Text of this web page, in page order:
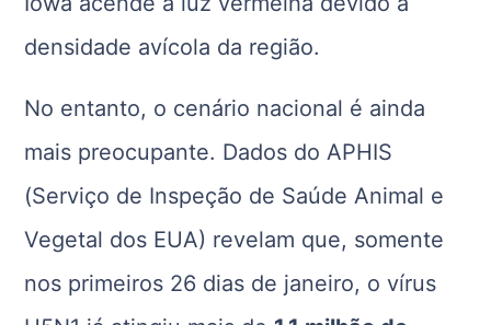
densidade avícola da região.
No entanto, o cenário nacional é ainda
mais preocupante. Dados do APHIS
(Serviço de Inspeção de Saúde Animal e
Vegetal dos EUA) revelam que, somente
nos primeiros 26 dias de janeiro, o vírus